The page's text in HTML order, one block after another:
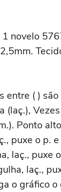
novelo
entre ( )
Ponto
puxe o p.
laç., puxe
laç.,
o gráfico